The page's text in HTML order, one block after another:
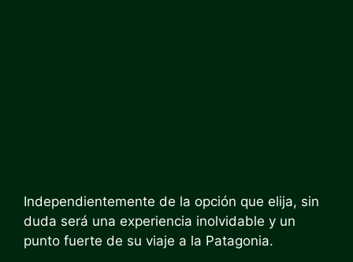
Independientemente de la opción que elija, sin
duda será una experiencia inolvidable y un
punto fuerte de su viaje a la Patagonia.